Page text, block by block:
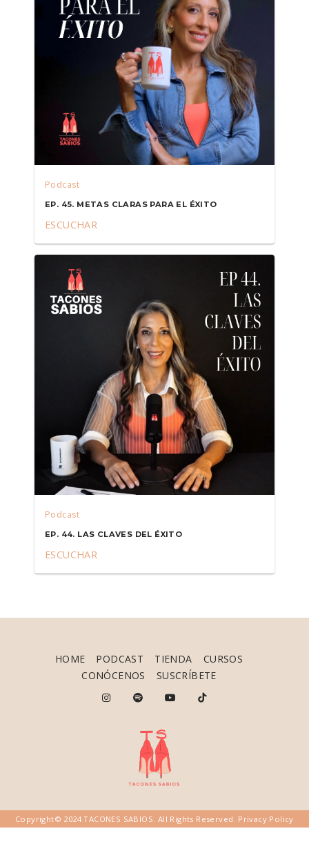
Podcast
EP. 45. METAS CLARAS PARA EL ÉXITO
ESCUCHAR
Podcast
EP. 44. LAS CLAVES DEL ÉXITO
ESCUCHAR
HOME PODCAST TIENDA
CURSOS
CONÓCENOS
SUSCRÍBETE
Copyright© 2024 TACONES SABIOS. All Rights Reserved. Privacy Policy